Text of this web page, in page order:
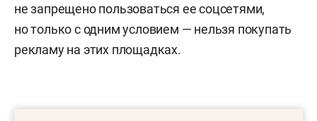
не запрещено пользоваться ее соцсетями,
но только с одним условием — нельзя покупать
рекламу на этих площадках.